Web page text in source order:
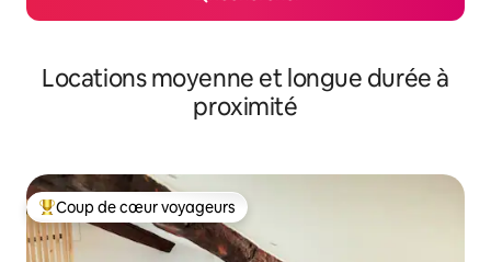
Locations moyenne et longue durée à
proximité
Coups de cœur voyageurs les plus appréciés
Coup de cœur voyageurs